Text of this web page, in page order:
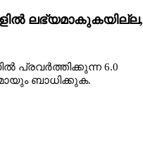
ലഭ്യമാകുകയില്ല,
പ്രവർത്തിക്കുന്ന 6.0
ബാധിക്കുക.